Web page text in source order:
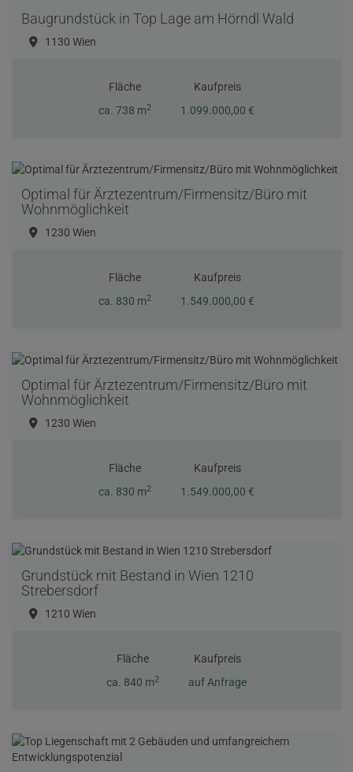
Baugrundstück in Top Lage am Hörndl Wald
1130 Wien
Fläche
ca. 738 m2
Kaufpreis
1.099.000,00 €
Optimal für Ärztezentrum/Firmensitz/Büro mit
Wohnmöglichkeit
1230 Wien
Fläche
ca. 830 m2
Kaufpreis
1.549.000,00 €
Optimal für Ärztezentrum/Firmensitz/Büro mit
Wohnmöglichkeit
1230 Wien
Fläche
ca. 830 m2
Kaufpreis
1.549.000,00 €
Grundstück mit Bestand in Wien 1210
Strebersdorf
1210 Wien
Fläche
ca. 840 m2
Kaufpreis
auf Anfrage